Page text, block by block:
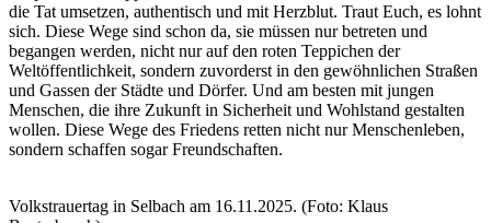
die Tat umsetzen, authentisch und mit Herzblut. Traut Euch, es lohnt
sich. Diese Wege sind schon da, sie müssen nur betreten und
begangen werden, nicht nur auf den roten Teppichen der
Weltöffentlichkeit, sondern zuvorderst in den gewöhnlichen Straßen
und Gassen der Städte und Dörfer. Und am besten mit jungen
Menschen, die ihre Zukunft in Sicherheit und Wohlstand gestalten
wollen. Diese Wege des Friedens retten nicht nur Menschenleben,
sondern schaffen sogar Freundschaften.
Volkstrauertag in Selbach am 16.11.2025. (Foto: Klaus